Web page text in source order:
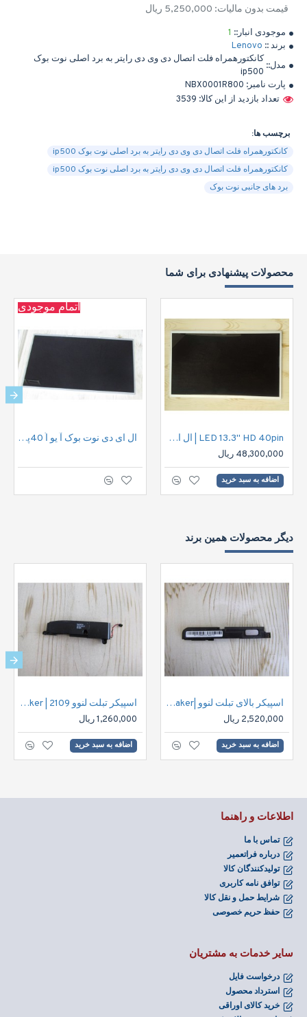
موجودی انبار:: 1
برند :: Lenovo
مدل::
کانکتورهمراه فلت اتصال دی وی دی رایتر به برد اصلی نوت بوک
ip500
پارت نامبر: NBX0001R800
تعداد بازدید از این کالا: 3539
قیمت بدون مالیات: 5,250,000 ریال
برچسب ها:
کانکتورهمراه فلت اتصال دی وی دی رایتر به برد اصلی نوت بوک ip500
کانکتورهمراه فلت اتصال دی وی دی رایتر به برد اصلی نوت بوک ip500
برد های جانبی نوت بوک
محصولات پیشنهادی برای شما
LED 13.3" HD 40pin | ال ای دی نوت بوک اچ دی 40پین
48,300,000 ریال
اضافه به سبد خرید
اتمام موجودی
ال ای دی نوت بوک آ یو اُ 40پین |LED 15.6" HD 40pin
دیگر محصولات همین برند
اسپیکر بالای تبلت لنوو |Lenovo S8 Tablet Speaker
2,520,000 ریال
اضافه به سبد خرید
اسپیکر تبلت لنوو 2109 | Lenovo IdeaTab S2109A-F Tablet Speaker
1,260,000 ریال
اضافه به سبد خرید
اطلاعات و راهنما
تماس با ما
درباره فراتعمیر
تولیدکنندگان کالا
توافق نامه کاربری
شرایط حمل و نقل کالا
حفظ حریم خصوصی
سایر خدمات به مشتریان
درخواست فایل
استرداد محصول
خرید کالای اوراقی